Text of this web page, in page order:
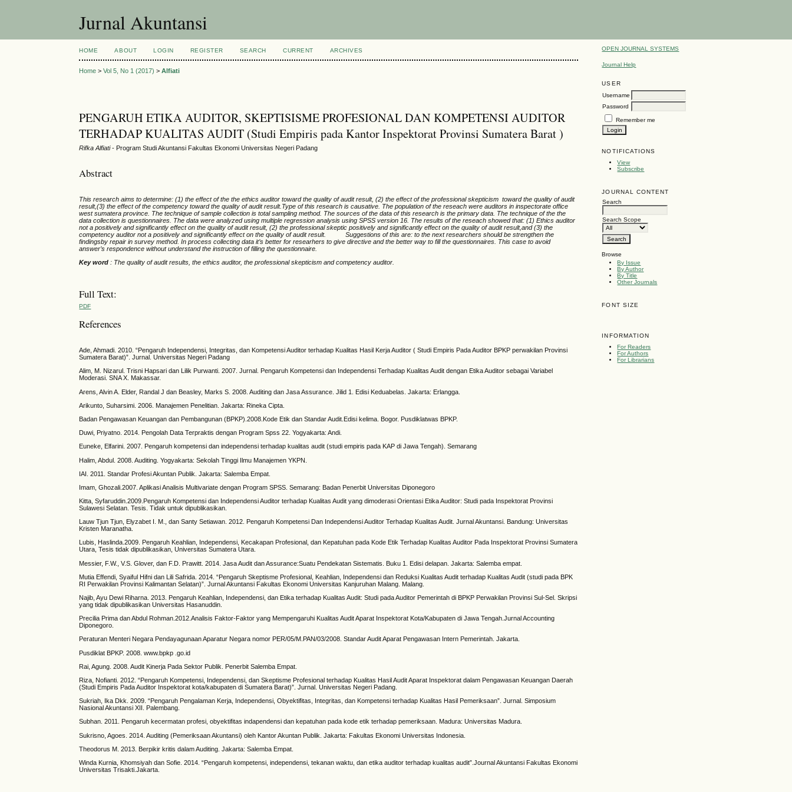
Jurnal Akuntansi
OPEN JOURNAL SYSTEMS
Journal Help
USER
Username
Password
Remember me
NOTIFICATIONS
View
Subscribe
JOURNAL CONTENT
Search
Search Scope
Browse
By Issue
By Author
By Title
Other Journals
FONT SIZE
INFORMATION
For Readers
For Authors
For Librarians
HOME ABOUT LOGIN REGISTER SEARCH CURRENT ARCHIVES
Home >Vol 5, No 1 (2017) >Alfiati
PENGARUH ETIKA AUDITOR, SKEPTISISME PROFESIONAL DAN KOMPETENSI AUDITOR
TERHADAP KUALITAS AUDIT (Studi Empiris pada Kantor Inspektorat Provinsi Sumatera Barat )
Rifka Alfiati- Program Studi Akuntansi Fakultas Ekonomi Universitas Negeri Padang
Abstract
This research aims to determine: (1) the effect of the the ethics auditor toward the quality of audit result, (2) the effect of the professional skepticism toward the quality of audit
result,(3) the effect of the competency toward the quality of audit result.Type of this research is causative. The population of the reseach were auditors in inspectorate office
west sumatera province. The technique of sample collection is total sampling method. The sources of the data of this research is the primary data. The technique of the the
data collection is questionnaires. The data were analyzed using multiple regression analysis using SPSS version 16. The results of the reseach showed that: (1) Ethics auditor
not a positively and significantly effect on the quality of audit result, (2) the professional skeptic positively and significantly effect on the quality of audit result,and (3) the
competency auditor not a positively and significantly effect on the quality of audit result.
Suggestions of this are: to the next researchers should be strengthen the
findingsby repair in survey method. In process collecting data it’s better for researhers to give directive and the better way to fill the questionnaires. This case to avoid
answer’s respondence without understand the instruction of filling the questionnaire.
Key word : The quality of audit results, the ethics auditor, the professional skepticism and competency auditor.
Full Text:
PDF
References
Ade, Ahmadi. 2010. “Pengaruh Independensi, Integritas, dan Kompetensi Auditor terhadap Kualitas Hasil Kerja Auditor ( Studi Empiris Pada Auditor BPKP perwakilan Provinsi
Sumatera Barat)”. Jurnal. Universitas Negeri Padang
Alim, M. Nizarul. Trisni Hapsari dan Lilik Purwanti. 2007. Jurnal. Pengaruh Kompetensi dan Independensi Terhadap Kualitas Audit dengan Etika Auditor sebagai Variabel
Moderasi. SNA X. Makassar.
Arens, Alvin A. Elder, Randal J dan Beasley, Marks S. 2008. Auditing dan Jasa Assurance. Jilid 1. Edisi Keduabelas. Jakarta: Erlangga.
Arikunto, Suharsimi. 2006. Manajemen Penelitian. Jakarta: Rineka Cipta.
Badan Pengawasan Keuangan dan Pembangunan (BPKP).2008.Kode Etik dan Standar Audit.Edisi kelima. Bogor. Pusdiklatwas BPKP.
Duwi, Priyatno. 2014. Pengolah Data Terpraktis dengan Program Spss 22. Yogyakarta: Andi.
Euneke, Elfarini. 2007. Pengaruh kompetensi dan independensi terhadap kualitas audit (studi empiris pada KAP di Jawa Tengah). Semarang
Halim, Abdul. 2008. Auditing. Yogyakarta: Sekolah Tinggi Ilmu Manajemen YKPN.
IAI. 2011. Standar Profesi Akuntan Publik. Jakarta: Salemba Empat.
Imam, Ghozali.2007. Aplikasi Analisis Multivariate dengan Program SPSS. Semarang: Badan Penerbit Universitas Diponegoro
Kitta, Syfaruddin.2009.Pengaruh Kompetensi dan Independensi Auditor terhadap Kualitas Audit yang dimoderasi Orientasi Etika Auditor: Studi pada Inspektorat Provinsi
Sulawesi Selatan. Tesis. Tidak untuk dipublikasikan.
Lauw Tjun Tjun, Elyzabet I. M., dan Santy Setiawan. 2012. Pengaruh Kompetensi Dan Independensi Auditor Terhadap Kualitas Audit. Jurnal Akuntansi. Bandung: Universitas
Kristen Maranatha.
Lubis, Haslinda.2009. Pengaruh Keahlian, Independensi, Kecakapan Profesional, dan Kepatuhan pada Kode Etik Terhadap Kualitas Auditor Pada Inspektorat Provinsi Sumatera
Utara, Tesis tidak dipublikasikan, Universitas Sumatera Utara.
Messier, F.W., V.S. Glover, dan F.D. Prawitt. 2014. Jasa Audit dan Assurance:Suatu Pendekatan Sistematis. Buku 1. Edisi delapan. Jakarta: Salemba empat.
Mutia Effendi, Syaiful Hifni dan Lili Safrida. 2014. “Pengaruh Skeptisme Profesional, Keahlian, Independensi dan Reduksi Kualitas Audit terhadap Kualitas Audit (studi pada BPK
RI Perwakilan Provinsi Kalimantan Selatan)”. Jurnal Akuntansi Fakultas Ekonomi Universitas Kanjuruhan Malang. Malang.
Najib, Ayu Dewi Riharna. 2013. Pengaruh Keahlian, Independensi, dan Etika terhadap Kualitas Audit: Studi pada Auditor Pemerintah di BPKP Perwakilan Provinsi Sul-Sel. Skripsi
yang tidak dipublikasikan Universitas Hasanuddin.
Precilia Prima dan Abdul Rohman.2012.Analisis Faktor-Faktor yang Mempengaruhi Kualitas Audit Aparat Inspektorat Kota/Kabupaten di Jawa Tengah.Jurnal Accounting
Diponegoro.
Peraturan Menteri Negara Pendayagunaan Aparatur Negara nomor PER/05/M.PAN/03/2008. Standar Audit Aparat Pengawasan Intern Pemerintah. Jakarta.
Pusdiklat BPKP. 2008. www.bpkp .go.id
Rai, Agung. 2008. Audit Kinerja Pada Sektor Publik. Penerbit Salemba Empat.
Riza, Nofianti. 2012. “Pengaruh Kompetensi, Independensi, dan Skeptisme Profesional terhadap Kualitas Hasil Audit Aparat Inspektorat dalam Pengawasan Keuangan Daerah
(Studi Empiris Pada Auditor Inspektorat kota/kabupaten di Sumatera Barat)”. Jurnal. Universitas Negeri Padang.
Sukriah, Ika Dkk. 2009. “Pengaruh Pengalaman Kerja, Independensi, Obyektifitas, Integritas, dan Kompetensi terhadap Kualitas Hasil Pemeriksaan”. Jurnal. Simposium
Nasional Akuntansi XII. Palembang.
Subhan. 2011. Pengaruh kecermatan profesi, obyektifitas indapendensi dan kepatuhan pada kode etik terhadap pemeriksaan. Madura: Universitas Madura.
Sukrisno, Agoes. 2014. Auditing (Pemeriksaan Akuntansi) oleh Kantor Akuntan Publik. Jakarta: Fakultas Ekonomi Universitas Indonesia.
Theodorus M. 2013. Berpikir kritis dalam Auditing. Jakarta: Salemba Empat.
Winda Kurnia, Khomsiyah dan Sofie. 2014. “Pengaruh kompetensi, independensi, tekanan waktu, dan etika auditor terhadap kualitas audit”.Journal Akuntansi Fakultas Ekonomi
Universitas Trisakti.Jakarta.